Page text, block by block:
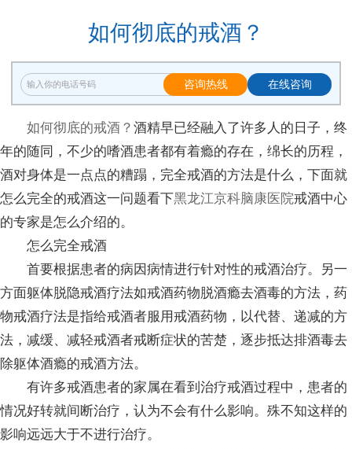
如何彻底的戒酒？
咨询热线 在线咨询
如何彻底的戒酒？ 酒精早已经融入了许多人的日子，终
年的随同，不少的嗜酒患者都有着瘾的存在，绵长的历程，
酒对身体是一点点的糟蹋，完全戒酒的方法是什么，下面就
怎么完全的戒酒这一问题看下黑龙江京科脑康医院戒酒中心
的专家是怎么介绍的。
怎么完全戒酒
首要根据患者的病因病情进行针对性的戒酒治疗。另一
方面躯体脱隐戒酒疗法如戒酒药物脱酒瘾去酒毒的方法，药
物戒酒疗法是指给戒酒者服用戒酒药物，以代替、递减的方
法，减缓、减轻戒酒者戒断症状的苦楚，逐步抵达排酒毒去
除躯体酒瘾的戒酒方法。
有许多戒酒患者的家属在看到治疗戒酒过程中，患者的
情况好转就间断治疗，认为不会有什么影响。殊不知这样的
影响远远大于不进行治疗。